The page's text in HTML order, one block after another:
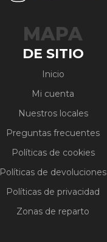
MAPA
DE SITIO
Inicio
Mi cuenta
Nuestros locales
Preguntas frecuentes
Políticas de cookies
Políticas de devoluciones
Políticas de privacidad
Zonas de reparto